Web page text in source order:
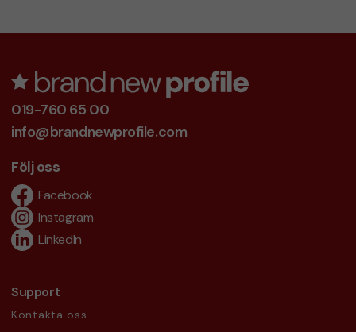
019-760 65 00
info@brandnewprofile.com
Följ oss
Facebook
Instagram
LinkedIn
Support
Kontakta oss